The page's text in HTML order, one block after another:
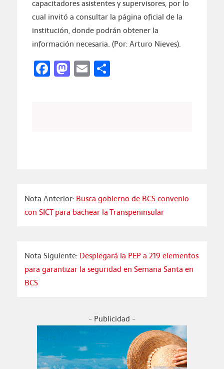
capacitadores asistentes y supervisores, por lo
cual invitó a consultar la página oficial de la
institución, donde podrán obtener la
información necesaria. (Por: Arturo Nieves).
Facebook
Mastodon
EmailCompartir
Nota Anterior:Busca gobierno de BCS convenio
con SICT para bachear la Transpeninsular
Nota Siguiente: Desplegará la PEP a 219 elementos
para garantizar la seguridad en Semana Santa en
BCS
- Publicidad -